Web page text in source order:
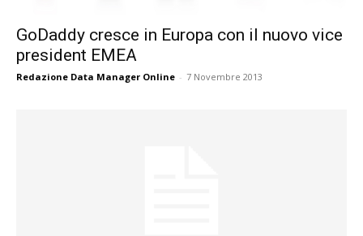
GoDaddy cresce in Europa con il nuovo vice
president EMEA
Redazione Data Manager Online - 7 Novembre 2013